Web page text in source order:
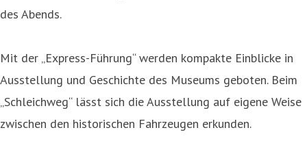
des Abends.
Mit der „Express-Führung“ werden kompakte Einblicke in
Ausstellung und Geschichte des Museums geboten. Beim
„Schleichweg“ lässt sich die Ausstellung auf eigene Weise
zwischen den historischen Fahrzeugen erkunden.